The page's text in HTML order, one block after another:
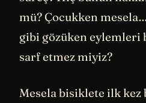
mü? Çocukken
gibi gözüken eylemleri
sarf etmez miyiz?
Mesela bisiklete ilk kez